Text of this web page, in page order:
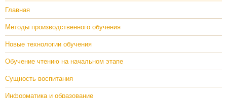
Главная
Методы производственного обучения
Новые технологии обучения
Обучение чтению на начальном этапе
Сущность воспитания
Информатика и образование